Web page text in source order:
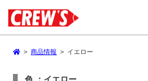
>商品情報 > イエロー